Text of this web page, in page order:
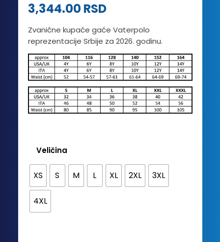
kupca
3,344.00 RSD
Zvanične kupaće gaće Vaterpolo
reprezentacije Srbije za 2026. godinu.
Veličina
XS S M L XL 2XL 3XL
4XL